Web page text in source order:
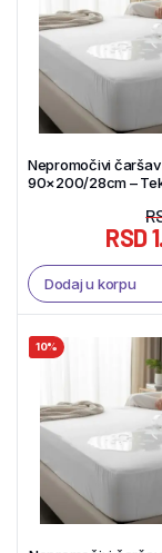
Nepromočivi čaršav
90×200/28cm –
RSD
Dodaj u korpu
10%